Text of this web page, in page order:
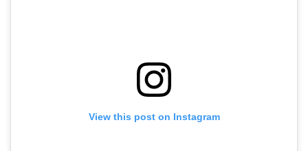
View this post on Instagram